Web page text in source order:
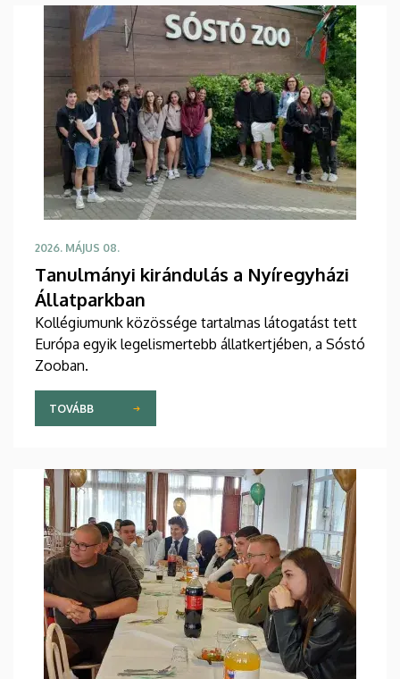
2026. MÁJUS 08.
Tanulmányi kirándulás a Nyíregyházi
Állatparkban
Kollégiumunk közössége tartalmas látogatást tett
Európa egyik legelismertebb állatkertjében, a Sóstó
Zooban.
TOVÁBB